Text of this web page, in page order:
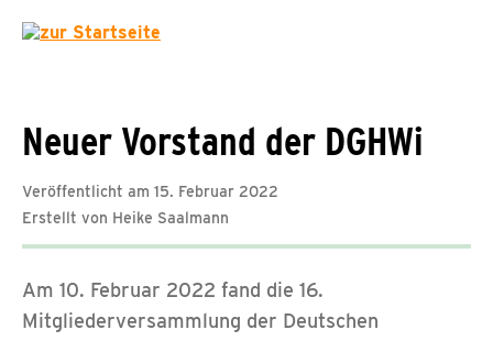
Neuer Vorstand der DGHWi
Veröffentlicht am 15. Februar 2022
Erstellt von Heike Saalmann
Am 10. Februar 2022 fand die 16.
Mitgliederversammlung der Deutschen